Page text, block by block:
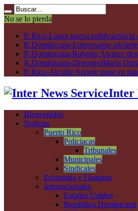
No se lo pierda
P. Rico-Lanza nueva publicación la
R.Dominicana-Empresarios
R.Dominicana-Roberto Álvarez
R.Dominicana-Deportes/María
P. Rico-Alcalde Aponte pone en
Inter
Bienvenidos
Noticias
Puerto Rico
Policiacas
Tribunales
Municipales
Sindicales
Economía y Finanzas
Internacionales
Estados Unidos
República Dominicana